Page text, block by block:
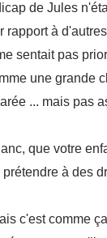
de Jules
rapport à
sentait pas
une grande
... mais pas
que votre
à des
c'est comme